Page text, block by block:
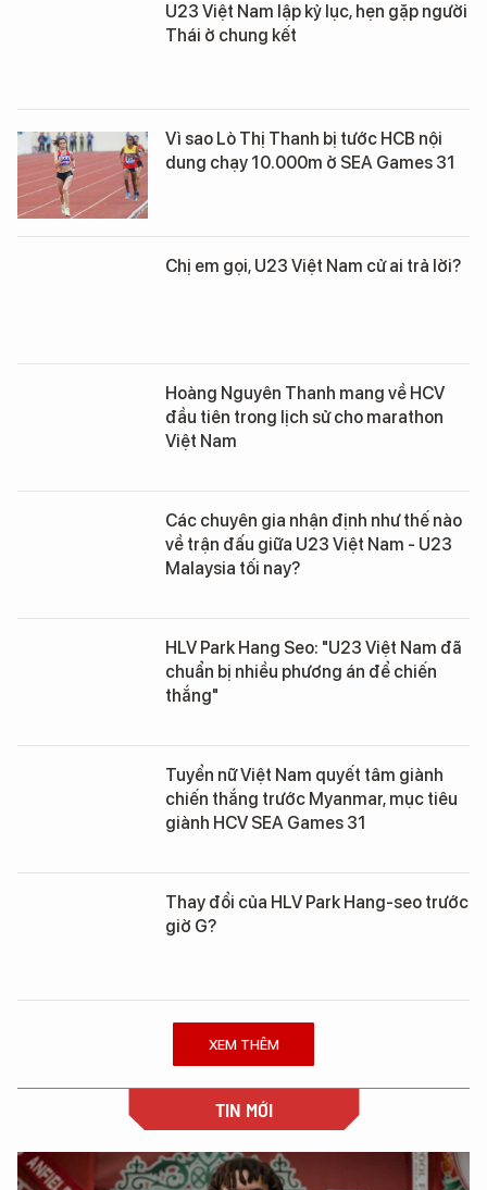
U23 Việt Nam lập kỷ lục, hẹn gặp người
Thái ở chung kết
Vì sao Lò Thị Thanh bị tước HCB nội
dung chạy 10.000m ở SEA Games 31
Chị em gọi, U23 Việt Nam cử ai trả lời?
Hoàng Nguyên Thanh mang về HCV
đầu tiên trong lịch sử cho marathon
Việt Nam
Các chuyên gia nhận định như thế nào
về trận đấu giữa U23 Việt Nam - U23
Malaysia tối nay?
HLV Park Hang Seo: "U23 Việt Nam đã
chuẩn bị nhiều phương án để chiến
thắng"
Tuyển nữ Việt Nam quyết tâm giành
chiến thắng trước Myanmar, mục tiêu
giành HCV SEA Games 31
Thay đổi của HLV Park Hang-seo trước
giờ G?
XEM THÊM
TIN MỚI